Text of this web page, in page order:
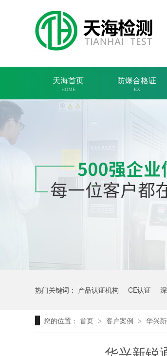
天海首页
HOME
防爆合格证
EX
热门关键词： 产品认证机构 CE认证
您的位置： 首页 > 客户案例 > 华兴